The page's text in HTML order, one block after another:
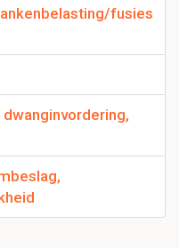
fusies